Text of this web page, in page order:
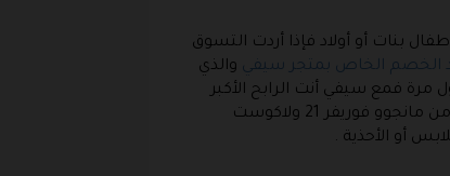
بنات أو أولاد فإذا أردت التسوق
الخصم الخاص بمتجر سيفي والذي
فمع سيفي أنت الرابح الأكبر
لأنك سوف تحصل على أفضل الأسعار والمنتجات وأيضا ماركات عالمية جميعها في مكان واحد ويمكن أن تختار بين كل من مانجوو فوريفر 21 ولاكوست
أو الأحذية .